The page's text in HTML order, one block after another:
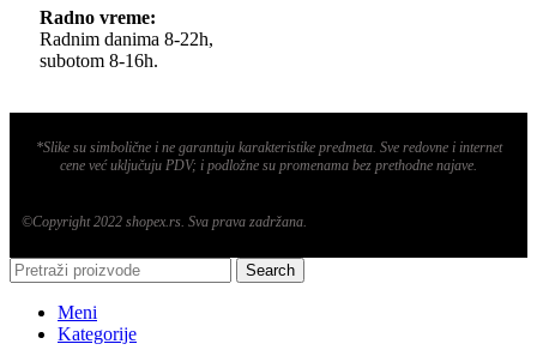
Radno vreme:
Radnim danima 8-22h,
subotom 8-16h.
*Slike su simbolične i ne garantuju karakteristike predmeta. Sve redovne i internet
cene već uključuju PDV; i podložne su promenama bez prethodne najave.
©Copyright 2022 shopex.rs. Sva prava zadržana.
Search
Meni
Kategorije